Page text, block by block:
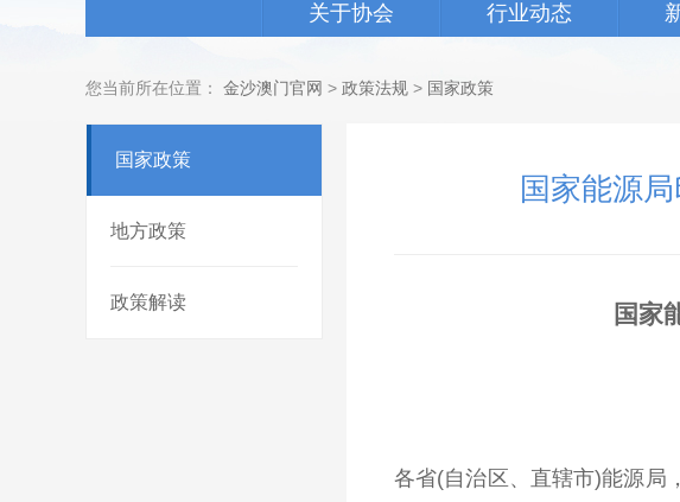
关于协会 行业动态
您当前所在位置： 金沙澳门官网 > 政策法规 > 国家政策
国家政策
地方政策
政策解读
国家能源
国家
各省(自治区、直辖市)能源局